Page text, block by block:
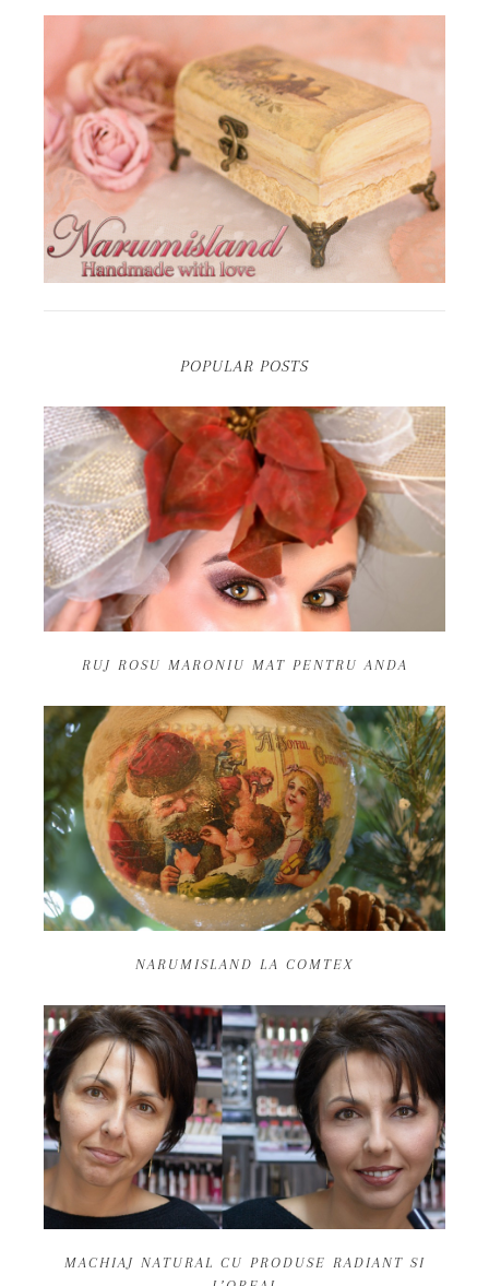
POPULAR POSTS
RUJ ROSU MARONIU MAT PENTRU ANDA
NARUMISLAND LA COMTEX
MACHIAJ NATURAL CU PRODUSE RADIANT SI